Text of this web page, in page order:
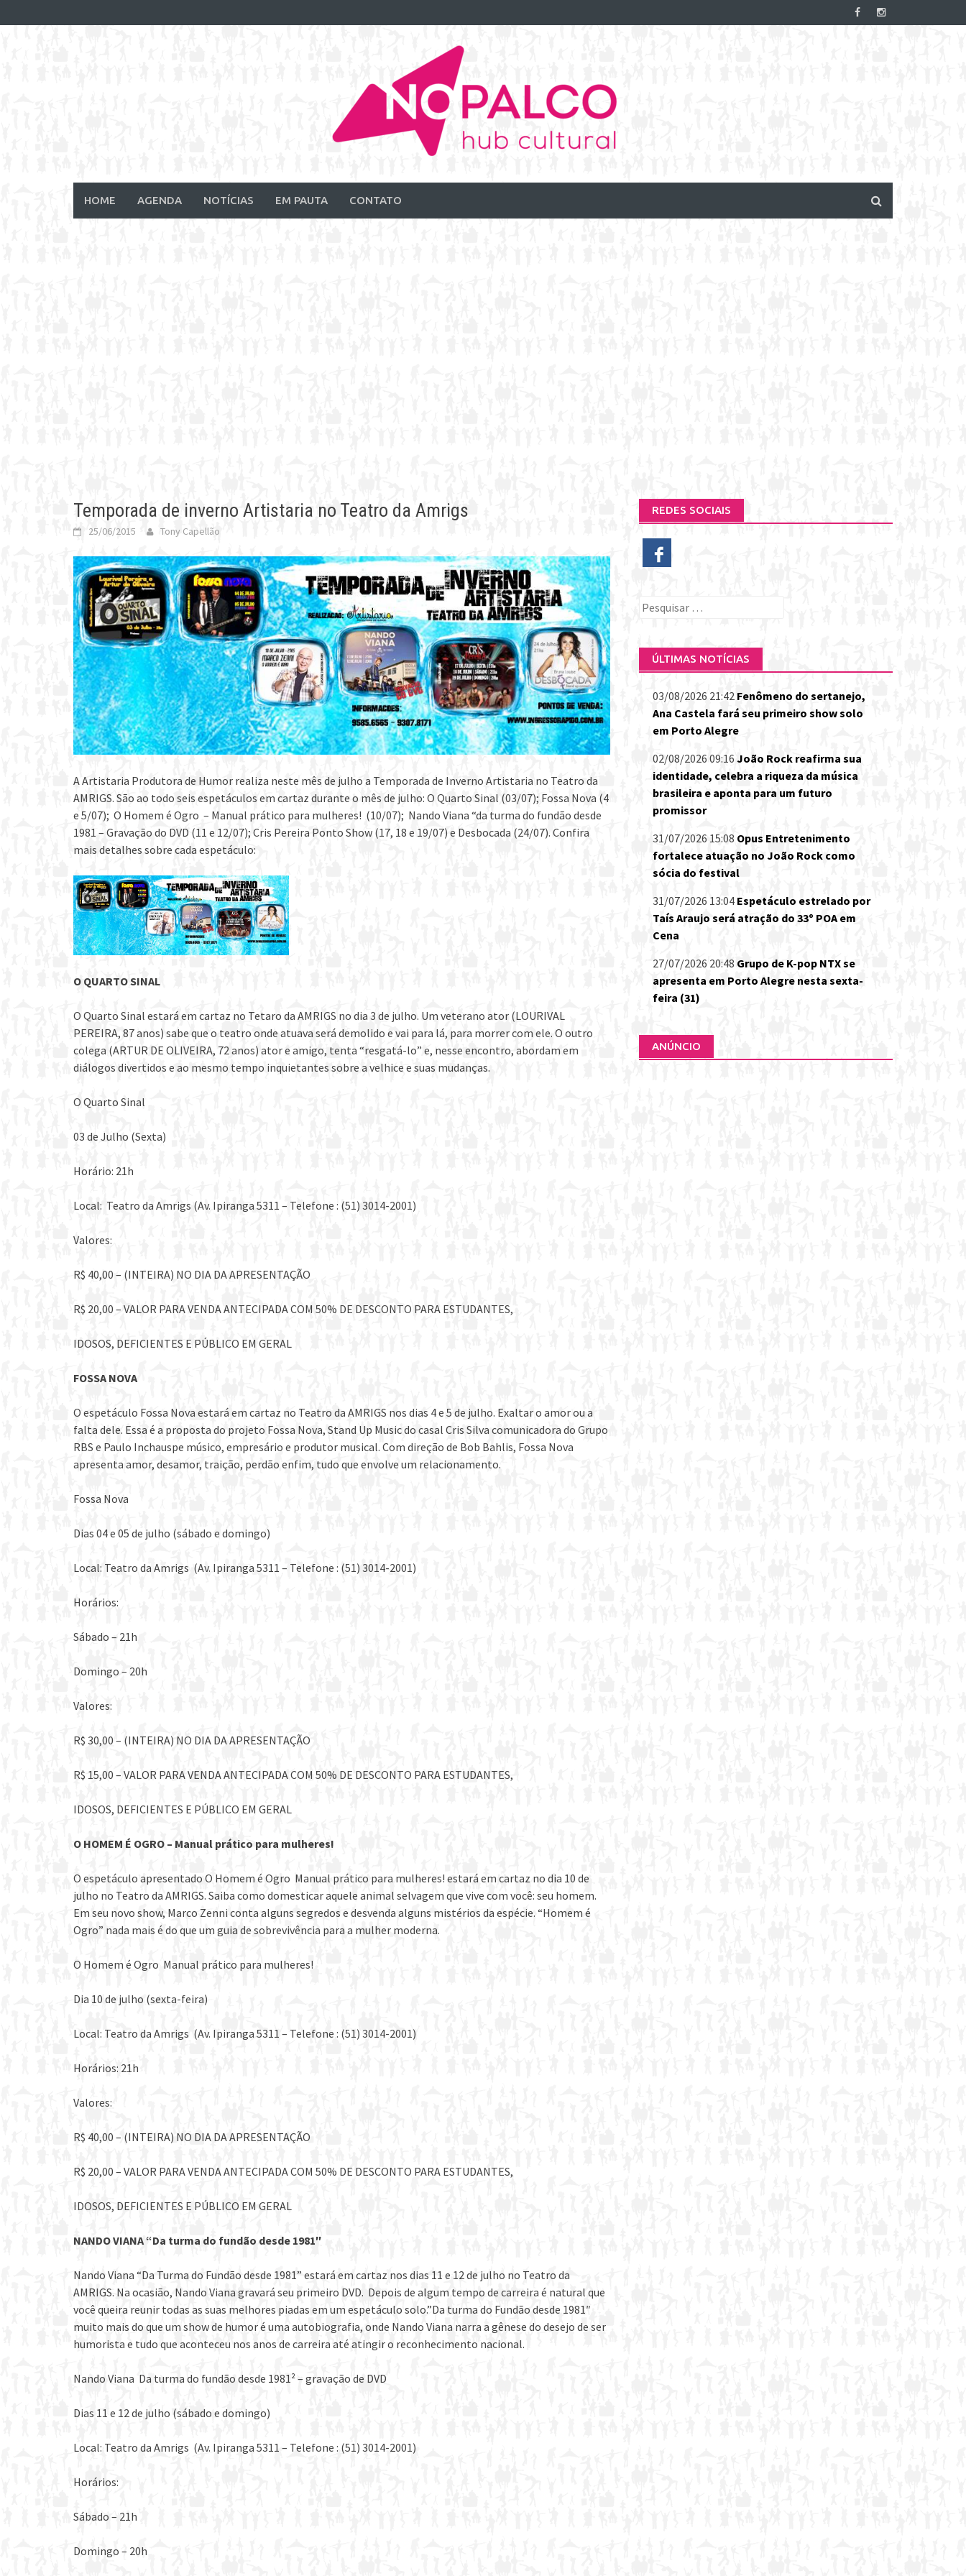
to
HOME AGENDA NOTÍCIAS EM PAUTA CONTATO
Temporada de inverno Artistaria no Teatro da Amrigs
25/06/2015 Tony Capellão
A Artistaria Produtora de Humor realiza neste mês de julho a Temporada de Inverno Artistaria no Teatro da
AMRIGS. São ao todo seis espetáculos em cartaz durante o mês de julho: O Quarto Sinal (03/07); Fossa Nova (4
e 5/07); O Homem é Ogro – Manual prático para mulheres! (10/07); Nando Viana “da turma do fundão desde
1981 – Gravação do DVD (11 e 12/07); Cris Pereira Ponto Show (17, 18 e 19/07) e Desbocada (24/07). Confira
mais detalhes sobre cada espetáculo:
O QUARTO SINAL
O Quarto Sinal estará em cartaz no Tetaro da AMRIGS no dia 3 de julho. Um veterano ator (LOURIVAL
PEREIRA, 87 anos) sabe que o teatro onde atuava será demolido e vai para lá, para morrer com ele. O outro
colega (ARTUR DE OLIVEIRA, 72 anos) ator e amigo, tenta “resgatá-lo” e, nesse encontro, abordam em
diálogos divertidos e ao mesmo tempo inquietantes sobre a velhice e suas mudanças.
O Quarto Sinal
03 de Julho (Sexta)
Horário: 21h
Local: Teatro da Amrigs (Av. Ipiranga 5311 – Telefone : (51) 3014-2001)
Valores:
R$ 40,00 – (INTEIRA) NO DIA DA APRESENTAÇÃO
R$ 20,00 – VALOR PARA VENDA ANTECIPADA COM 50% DE DESCONTO PARA ESTUDANTES,
IDOSOS, DEFICIENTES E PÚBLICO EM GERAL
FOSSA NOVA
O espetáculo Fossa Nova estará em cartaz no Teatro da AMRIGS nos dias 4 e 5 de julho. Exaltar o amor ou a
falta dele. Essa é a proposta do projeto Fossa Nova, Stand Up Music do casal Cris Silva comunicadora do Grupo
RBS e Paulo Inchauspe músico, empresário e produtor musical. Com direção de Bob Bahlis, Fossa Nova
apresenta amor, desamor, traição, perdão enfim, tudo que envolve um relacionamento.
Fossa Nova
Dias 04 e 05 de julho (sábado e domingo)
Local: Teatro da Amrigs (Av. Ipiranga 5311 – Telefone : (51) 3014-2001)
Horários:
Sábado – 21h
Domingo – 20h
Valores:
R$ 30,00 – (INTEIRA) NO DIA DA APRESENTAÇÃO
R$ 15,00 – VALOR PARA VENDA ANTECIPADA COM 50% DE DESCONTO PARA ESTUDANTES,
IDOSOS, DEFICIENTES E PÚBLICO EM GERAL
O HOMEM É OGRO – Manual prático para mulheres!
O espetáculo apresentado O Homem é Ogro ­ Manual prático para mulheres! estará em cartaz no dia 10 de
julho no Teatro da AMRIGS. Saiba como domesticar aquele animal selvagem que vive com você: seu homem.
Em seu novo show, Marco Zenni conta alguns segredos e desvenda alguns mistérios da espécie. “Homem é
Ogro” nada mais é do que um guia de sobrevivência para a mulher moderna.
O Homem é Ogro ­ Manual prático para mulheres!
Dia 10 de julho (sexta-feira)
Local: Teatro da Amrigs (Av. Ipiranga 5311 – Telefone : (51) 3014-2001)
Horários: 21h
Valores:
R$ 40,00 – (INTEIRA) NO DIA DA APRESENTAÇÃO
R$ 20,00 – VALOR PARA VENDA ANTECIPADA COM 50% DE DESCONTO PARA ESTUDANTES,
IDOSOS, DEFICIENTES E PÚBLICO EM GERAL
NANDO VIANA “Da turma do fundão desde 1981″
Nando Viana “Da Turma do Fundão desde 1981” estará em cartaz nos dias 11 e 12 de julho no Teatro da
AMRIGS. Na ocasião, Nando Viana gravará seu primeiro DVD. Depois de algum tempo de carreira é natural que
você queira reunir todas as suas melhores piadas em um espetáculo solo.”Da turma do Fundão desde 1981″
muito mais do que um show de humor é uma autobiografia, onde Nando Viana narra a gênese do desejo de ser
humorista e tudo que aconteceu nos anos de carreira até atingir o reconhecimento nacional.
Nando Viana ­ Da turma do fundão desde 1981² – gravação de DVD
Dias 11 e 12 de julho (sábado e domingo)
Local: Teatro da Amrigs (Av. Ipiranga 5311 – Telefone : (51) 3014-2001)
Horários:
Sábado – 21h
Domingo – 20h
REDES SOCIAIS
Pesquisar
ÚLTIMAS NOTÍCIAS
03/08/2026 21:42 Fenômeno do sertanejo,
Ana Castela fará seu primeiro show solo
em Porto Alegre
02/08/2026 09:16 João Rock reafirma sua
identidade, celebra a riqueza da música
brasileira e aponta para um futuro
promissor
31/07/2026 15:08 Opus Entretenimento
fortalece atuação no João Rock como
sócia do festival
31/07/2026 13:04 Espetáculo estrelado por
Taís Araujo será atração do 33º POA em
Cena
27/07/2026 20:48 Grupo de K-pop NTX se
apresenta em Porto Alegre nesta sexta-
feira (31)
ANÚNCIO